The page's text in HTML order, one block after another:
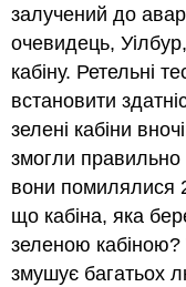
залучений до
очевидець,
кабіну. Ретельні
встановити
зелені кабіни
змогли правильно
вони помилялися
що кабіна, яка
зеленою кабіною?
змушує багатьох